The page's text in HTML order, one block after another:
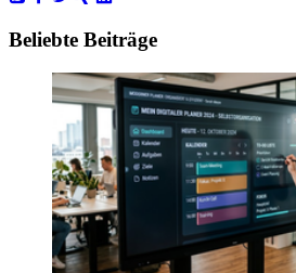
Beliebte Beiträge